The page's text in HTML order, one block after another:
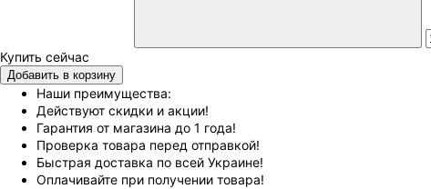
Добавить в корзину
Наши преимущества:
Действуют скидки и акции!
Гарантия от магазина до 1 года!
Проверка товара перед отправкой!
Быстрая доставка по всей Украине!
Оплачивайте при получении товара!